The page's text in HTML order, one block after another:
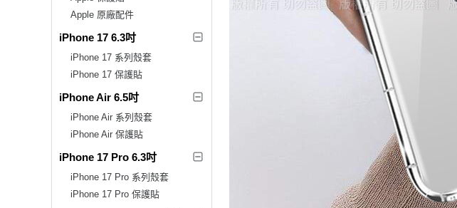
Apple 原廠配件
iPhone 17 6.3吋
iPhone 17 系列殼套
iPhone 17 保護貼
iPhone Air 6.5吋
iPhone Air 系列殼套
iPhone Air 保護貼
iPhone 17 Pro 6.3吋
iPhone 17 Pro 系列殼套
iPhone 17 Pro 保護貼